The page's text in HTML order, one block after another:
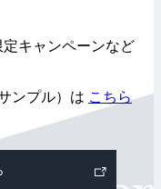
キャンペーンなど
ンプル）は こちら